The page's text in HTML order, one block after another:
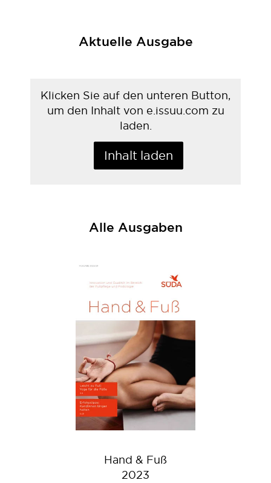
Aktuelle Ausgabe
Klicken Sie auf den unteren Button,
um den Inhalt von e.issuu.com zu
laden.
Inhalt laden
Alle Ausgaben
Hand & Fuß
2023